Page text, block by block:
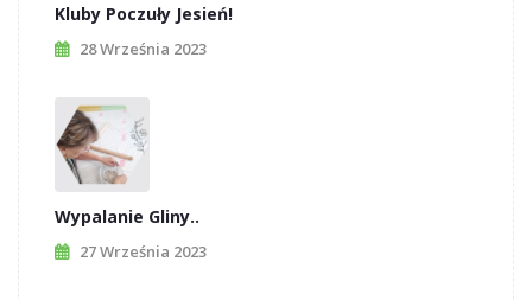
Kluby Poczuły Jesień!
28 Września 2023
Wypalanie Gliny..
27 Września 2023